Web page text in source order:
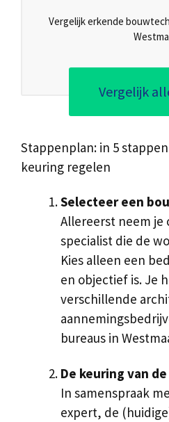
Vergelijk erkende
Vergelijk
Stappenplan: in 5
keuring regelen
Selecteer een
Allereerst neem je
specialist die de
Kies alleen een
en objectief is. Je
verschillende
bureaus in
De keuring van
In samenspraak
expert, de